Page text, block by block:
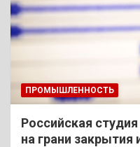
ПРОМЫШЛЕННОСТЬ
Российская
на грани закрытия